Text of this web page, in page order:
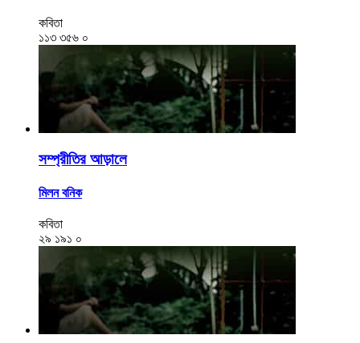
কবিতা
১১৩ ৩৫৬ ০
সম্প্রীতির আড়ালে
মিলন বনিক
কবিতা
২৯ ১৯১ ০